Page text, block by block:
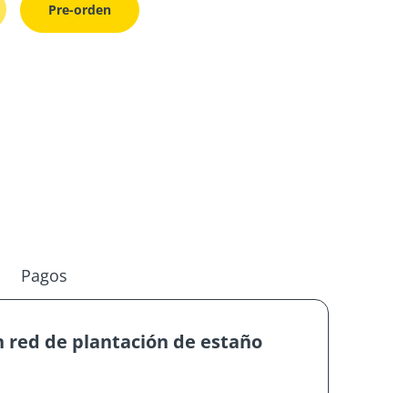
Pre-orden
Pagos
red de plantación de estaño